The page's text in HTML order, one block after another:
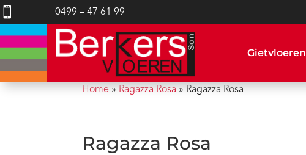
 0499 – 47 61 99
Gietvloeren
Home » Ragazza Rosa » Ragazza Rosa
Ragazza Rosa